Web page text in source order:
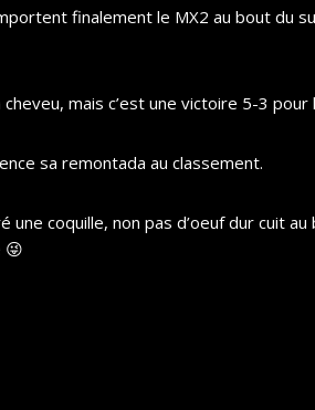
finalement le MX2 au bout du
cheveu, mais c’est une victoire 5-3
sa remontada au classement.
une coquille, non pas d’oeuf dur cuit
😜